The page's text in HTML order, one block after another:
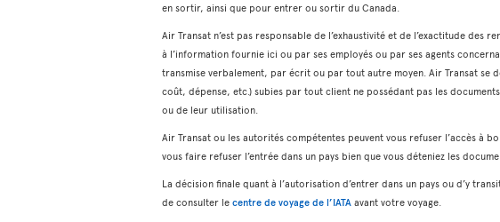
en sortir, ainsi que pour entrer ou sortir du Canada.
Air Transat n’est pas responsable de l’exhaustivité et de l’exactitude
à l’information fournie ici ou par ses employés ou par ses agents
transmise verbalement, par écrit ou par tout autre moyen. Air Transat se
coût, dépense, etc.) subies par tout client ne possédant pas les
ou de leur utilisation.
Air Transat ou les autorités compétentes peuvent vous refuser l’accès à
vous faire refuser l’entrée dans un pays bien que vous déteniez les
La décision finale quant à l’autorisation d’entrer dans un pays ou d’y
de consulter le centre de voyage de l’IATA avant votre voyage.